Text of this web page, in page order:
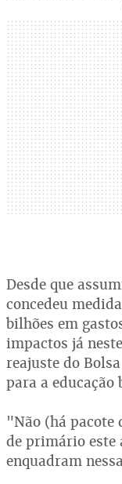
Desde que
concedeu
bilhões em
impactos já
reajuste do
para a educação
"Não (há pacote
de primário este
enquadram